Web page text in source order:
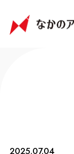
2025.07.04